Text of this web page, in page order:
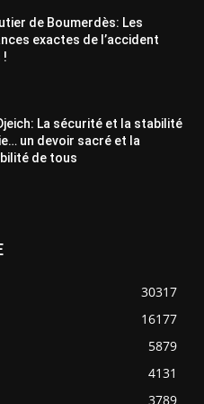
de Boumerdès: Les
exactes de l’accident
!
La sécurité et la stabilité
un devoir sacré et la
de tous
30317
16177
5879
4131
3789